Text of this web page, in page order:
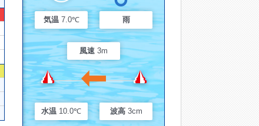
気温 7.0℃ 雨
風速 3m
水温 10.0℃ 波高 3cm